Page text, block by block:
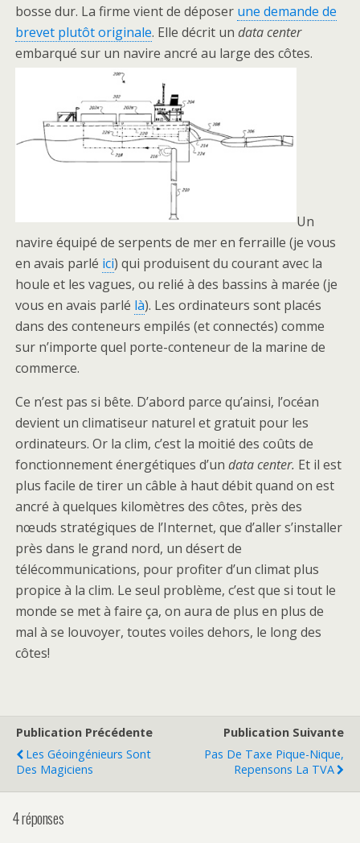
bosse dur. La firme vient de déposer une demande de
brevet plutôt originale. Elle décrit un data center
embarqué sur un navire ancré au large des côtes.
Un
navire équipé de serpents de mer en ferraille (je vous
en avais parlé ici) qui produisent du courant avec la
houle et les vagues, ou relié à des bassins à marée (je
vous en avais parlé là). Les ordinateurs sont placés
dans des conteneurs empilés (et connectés) comme
sur n’importe quel porte-conteneur de la marine de
commerce.
Ce n’est pas si bête. D’abord parce qu’ainsi, l’océan
devient un climatiseur naturel et gratuit pour les
ordinateurs. Or la clim, c’est la moitié des coûts de
fonctionnement énergétiques d’un data center. Et il est
plus facile de tirer un câble à haut débit quand on est
ancré à quelques kilomètres des côtes, près des
nœuds stratégiques de l’Internet, que d’aller s’installer
près dans le grand nord, un désert de
télécommunications, pour profiter d’un climat plus
propice à la clim. Le seul problème, c’est que si tout le
monde se met à faire ça, on aura de plus en plus de
mal à se louvoyer, toutes voiles dehors, le long des
côtes!
Publication Précédente
Les Géoingénieurs Sont
Des Magiciens
Publication Suivante
Pas De Taxe Pique-Nique,
Repensons La TVA
4 réponses